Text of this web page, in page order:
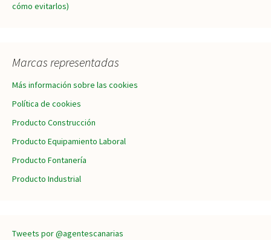
cómo evitarlos)
Marcas representadas
Más información sobre las cookies
Política de cookies
Producto Construcción
Producto Equipamiento Laboral
Producto Fontanería
Producto Industrial
Tweets por @agentescanarias